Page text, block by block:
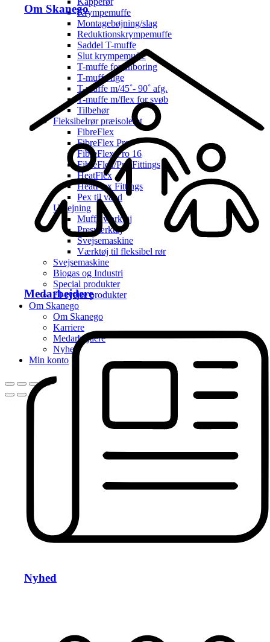
Om Skanego
Medarbejdere
Nyhed
Krympemuffe
Montagebøjning/slag
Reduktionskrympemuffe
Saddel T-muffe
Slut krympemuffe
T-muffe for anboring
T-muffe lige
T-muffe m/45˚- 90˚ afg.
T-muffe m/flex for svøb
Tilbehør
Fleksibelrør præisoleret
FibreFlex
FibreFlex Pro
FibreFlex Pro 16
FibreFlex/Pro Fittings
HeatFlex
HeatFlex Fittings
Pex til vand
Udlejning
Muffe værktøj
Presværktøj
Svejsemaskine
Værktøj til fleksibel rør
Svejsemaskine
Biogas og Industri
Special produkter
El-svejse produkter
Om Skanego
Om Skanego
Karriere
Medarbejdere
Nyhed
Min konto